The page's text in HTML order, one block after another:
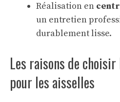
Réalisation en
un entretien
durablement lisse.
Les raisons de
pour les aisselles